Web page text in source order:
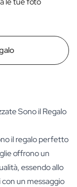
Sono il Regalo
il regalo perfetto
offrono un
essendo allo
un messaggio